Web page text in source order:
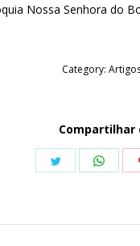
Nossa Senhora do
Category:
Share Share